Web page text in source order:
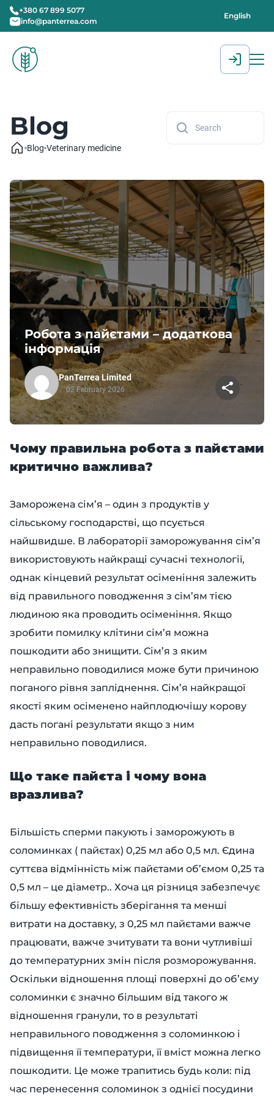
+380 67 899 5077
info@panterrea.com
English
Blog
Blog Veterinary medicine
Робота з пайєтами – додаткова
інформація
PanTerrea Limited
02 February 2026
Чому правильна робота з пайєтами
критично важлива?
Заморожена сім’я – один з продуктів у
сільському господарстві, що псується
найшвидше. В лабораторії заморожування сім’я
використовують найкращі сучасні технології,
однак кінцевий результат осіменіння залежить
від правильного поводження з сім’ям тією
людиною яка проводить осіменіння. Якщо
зробити помилку клітини сім’я можна
пошкодити або знищити. Сім’я з яким
неправильно поводилися може бути причиною
поганого рівня запліднення. Сім’я найкращої
якості яким осіменено найплодючішу корову
дасть погані результати якщо з ним
неправильно поводилися.
Що таке пайєта і чому вона
вразлива?
Більшість сперми пакують і заморожують в
соломинках ( пайєтах) 0,25 мл або 0,5 мл. Єдина
суттєва відмінність між пайєтами об’ємом 0,25 та
0,5 мл – це діаметр.. Хоча ця різниця забезпечує
більшу ефективність зберігання та менші
витрати на доставку, з 0,25 мл пайєтами важче
працювати, важче зчитувати та вони чутливіші
до температурних змін після розморожування.
Оскільки відношення площі поверхні до об’єму
соломинки є значно більшим від такого ж
відношення гранули, то в результаті
неправильного поводження з соломинкою і
підвищення її температури, її вміст можна легко
пошкодити. Це може трапитись будь коли: під
час перенесення соломинок з однієї посудини